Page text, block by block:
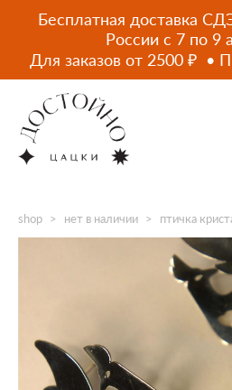
Бесплатная доставка
России с 7 по 9
Для заказов от 2500 ₽ •
shop > нет в наличии > птичка